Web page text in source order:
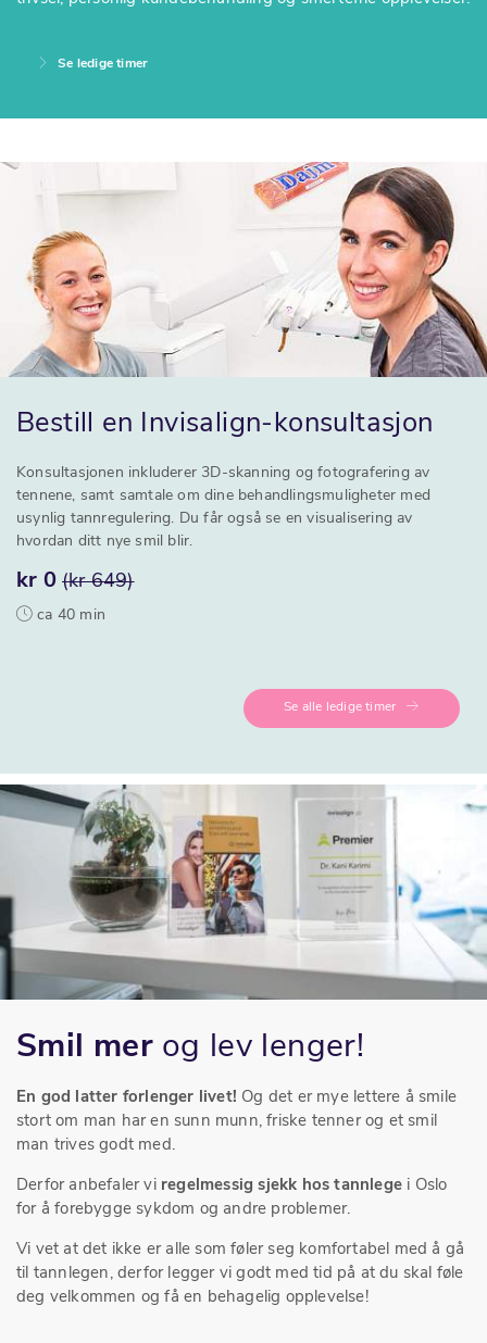
Se ledige timer
Bestill en Invisalign-konsultasjon
Konsultasjonen inkluderer 3D-skanning og fotografering av
tennene, samt samtale om dine behandlingsmuligheter med
usynlig tannregulering. Du får også se en visualisering av
hvordan ditt nye smil blir.
kr 0 (kr 649)
ca 40 min
Se alle ledige timer
Smil merog lev lenger!
En god latter forlenger livet! Og det er mye lettere å smile
stort om man har en sunn munn, friske tenner og et smil
man trives godt med.
Derfor anbefaler vi regelmessig sjekk hos tannlege i Oslo
for å forebygge sykdom og andre problemer.
Vi vet at det ikke er alle som føler seg komfortabel med å gå
til tannlegen, derfor legger vi godt med tid på at du skal føle
deg velkommen og få en behagelig opplevelse!